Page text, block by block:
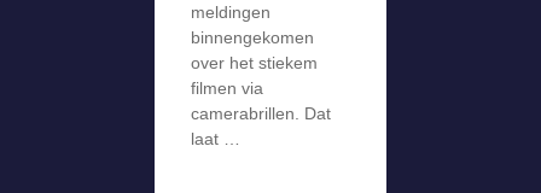
meldingen
binnengekomen
over het stiekem
filmen via
camerabrillen. Dat
laat …